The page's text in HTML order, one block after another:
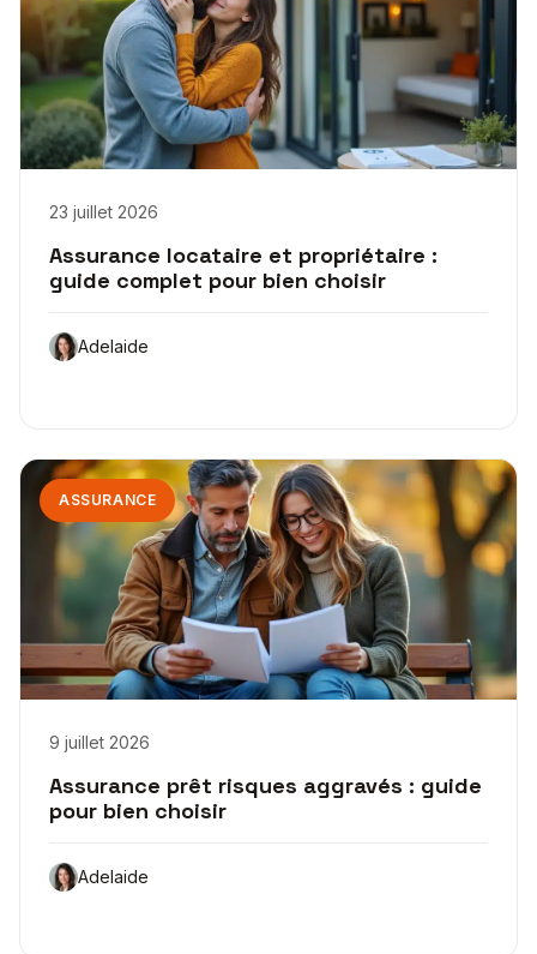
23 juillet 2026
Assurance locataire et propriétaire :
guide complet pour bien choisir
Adelaide
ASSURANCE
9 juillet 2026
Assurance prêt risques aggravés : guide
pour bien choisir
Adelaide